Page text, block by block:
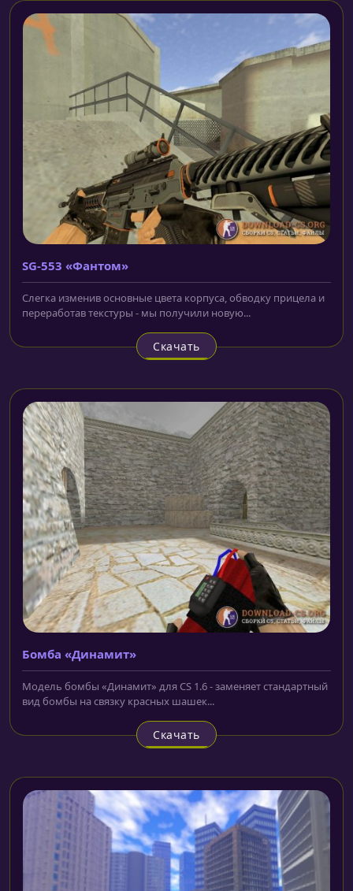
SG-553 «Фантом»
Слегка изменив основные цвета корпуса, обводку прицела и
переработав текстуры - мы получили новую...
Скачать
Бомба «Динамит»
Модель бомбы «Динамит» для CS 1.6 - заменяет стандартный
вид бомбы на связку красных шашек...
Скачать